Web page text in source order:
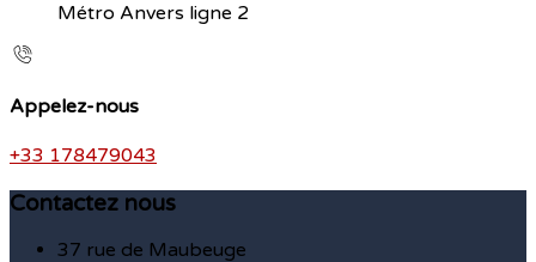
Métro Anvers ligne 2
Appelez-nous
+33 178479043
Contactez nous
37 rue de Maubeuge